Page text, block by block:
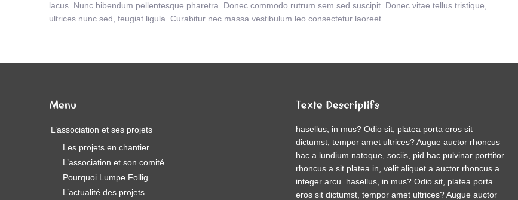
lacus. Nunc bibendum pellentesque pharetra. Donec commodo rutrum sem sed suscipit. Donec vitae tellus tristique,
ultrices nunc sed, feugiat ligula. Curabitur nec massa vestibulum leo consectetur laoreet.
Menu
L’association et ses projets
Les projets en chantier
L’association et son comité
Pourquoi Lumpe Follig
L’actualité des projets
Texte Descriptifs
hasellus, in mus? Odio sit, platea porta eros sit
dictumst, tempor amet ultrices? Augue auctor rhoncus
hac a lundium natoque, sociis, pid hac pulvinar porttitor
rhoncus a sit platea in, velit aliquet a auctor rhoncus a
integer arcu. hasellus, in mus? Odio sit, platea porta
eros sit dictumst, tempor amet ultrices? Augue auctor